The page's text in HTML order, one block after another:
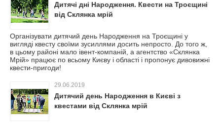
Дитячі дні Народження. Квести на Троєщині
від Склянка мрій
Організувати дитячий день Народження на Троєщині у
вигляді квесту своїми зусиллями досить непросто. До того ж,
в цьому районі мало івент-компаній, а агентство «Склянка
Мрій» працює по всьому Києву і області і пропонує дивовижні
квести-пригоди!
29.06.2019
Дитячий день Народження в Києві з
квестами від Склянка мрій